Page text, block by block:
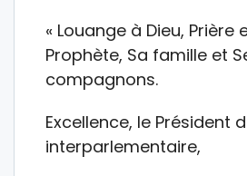
« Louange à Dieu, Prière
Prophète, Sa famille et
compagnons.
Excellence, le Président
interparlementaire,